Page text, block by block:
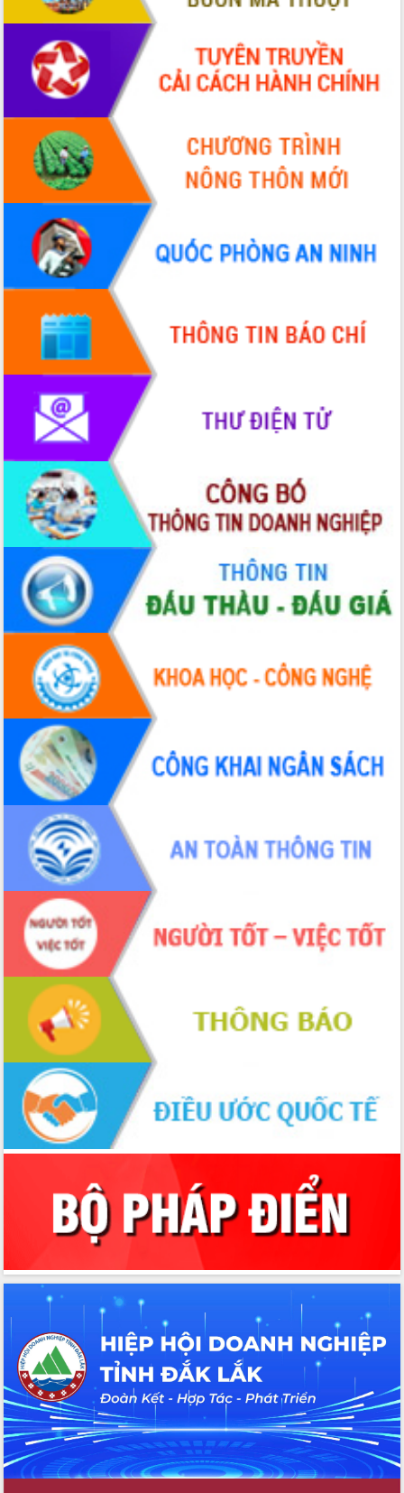
Đắk Lắk”
Tăng cường giám sát, đôn đốc thực
hiện nhiệm vụ quản lý tài sản công
hàng tuần
Tháo gỡ những vướng mắc, đẩy mạnh
công tác cải cách thủ tục hành chính
tại Trung tâm Phục vụ hành chính
công tỉnh
Đắk Lắk: Tôn vinh 46 giải pháp tại Hội
thi Sáng tạo Kỹ thuật 2024 - 2025
Đắk Lắk rà soát, điều chỉnh Đề án 190
về phát triển nuôi trồng thủy sản
Phó Chủ tịch UBND tỉnh Đắk Lắk
Trương Công Thái kiểm tra thực địa
Dự án cao tốc Khánh Hòa - Buôn Ma
Định vị cà phê Việt Nam như một “di
sản sống” trong dòng chảy toàn cầu
Xây dựng nông thôn mới: Nâng cao đời
sống người dân từ những mô hình thiết
thực
Quyết liệt tháo gỡ vướng mắc, đẩy
nhanh tiến độ các dự án trọng điểm
trong Khu kinh tế Nam Phú Yên
Hòn Yến phát triển du lịch gắn với bảo
tồn biển
Lấy ý kiến điều chỉnh Quy hoạch tỉnh
Đắk Lắk thời kỳ 2021-2030, tầm nhìn
đến năm 2050
Phát động chiến dịch 30 ngày đêm
giải phóng mặt bằng Tuyến đường bộ
ven biển
Đắk Lắk nỗ lực thúc đẩy tăng trưởng
kinh tế từ 10% trở lên trong Quý
II/2026
Đắk Lắk ký kết thỏa thuận hợp tác về
chuyển đổi số giai đoạn 2026 – 2030
với Tập đoàn Bưu chính Viễn thông
Việt Nam
Thứ trưởng Bộ Y tế làm việc với tỉnh
Đắk Lắk về phát triển nhân lực y tế
cho trạm y tế cấp xã
Du lịch Đắk Lắk nâng tầm trải nghiệm
du khách thông qua Hệ thống cơ sở dữ
liệu và Bản đồ số
Tập huấn ứng dụng trí tuệ nhân tạo (AI)
trong thương mại điện tử năm 2026
Đoàn đại biểu Quốc hội tỉnh Đắk Lắk
trao đổi thông tin trước Kỳ họp thứ
nhất, Quốc hội khóa XVI
Quyết liệt cải cách hành chính, khơi
thông nguồn lực phát triển
Nâng cao hiệu lực, hiệu quả HĐND
tỉnh thông qua hiện đại hóa hành chính
Xã Ea Phê gắn cải cách hành chính với
chuyển đổi số
Phó Chủ tịch Thường trực UBND tỉnh
Hồ Thị Nguyên Thảo làm việc tại Trung
tâm Phục vụ hành chính công xã Ea
Xây dựng nền hành chính số đồng
hành cùng nông dân dân, doanh nghiệp
Giai đoạn 2026-2030, Đắk Lắk phấn
mới
Chuyển đổi số 'mở đường' cho nông
nghiệp Đắk Lắk tăng trưởng bứt phá
Triển khai đồng bộ đo đạc, lập hồ sơ
địa chính, hoàn thiện cơ sở dữ liệu đất
đai
Ứng dụng sinh trắc học - Bước tiến
trong hành trình chuyển đổi số tại Đắk
Lắk
Đắk Lắk nâng cao hiệu quả công tác
Đảng từ Sổ tay đảng viên điện tử